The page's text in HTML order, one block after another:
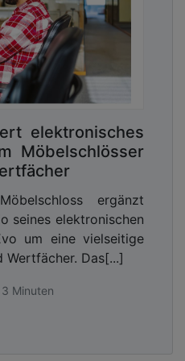
Accounts der beteiligten
gelten –
elektronisches
Möbelschlösser
ergänzt
seines elektronischen
um eine vielseitige
Wertfächer. Das[...]
Minuten